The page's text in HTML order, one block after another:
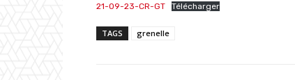
21-09-23-CR-GT Télécharger
TAGS grenelle